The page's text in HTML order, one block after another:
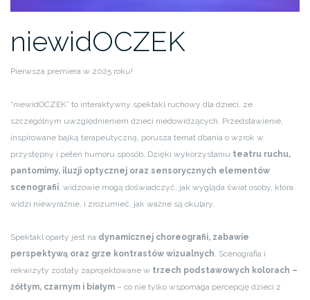
niewidOCZEK
Pierwsza premiera w 2025 roku!
“niewidOCZEK” to interaktywny spektakl ruchowy dla dzieci, ze
szczególnym uwzględnieniem dzieci niedowidzących. Przedstawienie,
inspirowane bajką terapeutyczną, porusza temat dbania o wzrok w
przystępny i pełen humoru sposób. Dzięki wykorzystaniu teatru ruchu,
pantomimy, iluzji optycznej oraz sensorycznych elementów
scenografii, widzowie mogą doświadczyć, jak wygląda świat osoby, która
widzi niewyraźnie, i zrozumieć, jak ważne są okulary.
Spektakl oparty jest na dynamicznej choreografii, zabawie
perspektywą oraz grze kontrastów wizualnych. Scenografia i
rekwizyty zostały zaprojektowane w trzech podstawowych kolorach –
żółtym, czarnym i białym – co nie tylko wspomaga percepcję dzieci z